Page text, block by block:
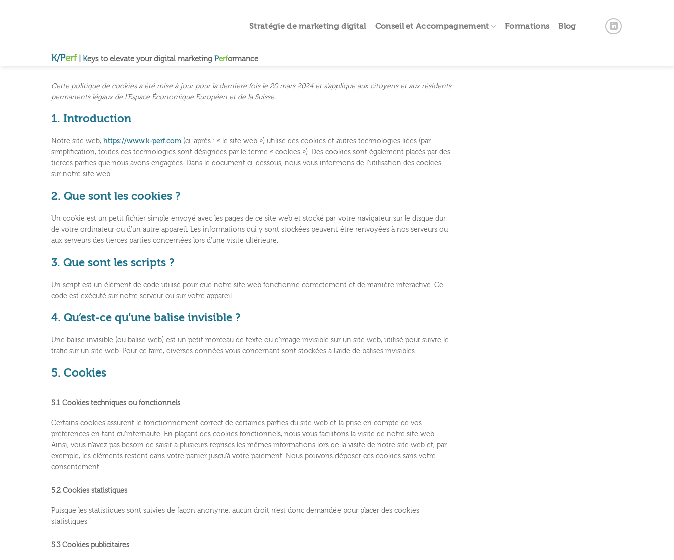
Stratégie de marketing digital Conseil et Accompagnement Formations Blog
K/Perf| Keys to elevate your digital marketing Performance
Cette politique de cookies a été mise à jour pour la dernière fois le 20 mars 2024 et s’applique aux citoyens et aux résidents
permanents légaux de l’Espace Économique Européen et de la Suisse.
1. Introduction
Notre site web, https://www.k-perf.com (ci-après : « le site web ») utilise des cookies et autres technologies liées (par
simplification, toutes ces technologies sont désignées par le terme « cookies »). Des cookies sont également placés par des
tierces parties que nous avons engagées. Dans le document ci-dessous, nous vous informons de l’utilisation des cookies
sur notre site web.
2. Que sont les cookies ?
Un cookie est un petit fichier simple envoyé avec les pages de ce site web et stocké par votre navigateur sur le disque dur
de votre ordinateur ou d’un autre appareil. Les informations qui y sont stockées peuvent être renvoyées à nos serveurs ou
aux serveurs des tierces parties concernées lors d’une visite ultérieure.
3. Que sont les scripts ?
Un script est un élément de code utilisé pour que notre site web fonctionne correctement et de manière interactive. Ce
code est exécuté sur notre serveur ou sur votre appareil.
4. Qu’est-ce qu’une balise invisible ?
Une balise invisible (ou balise web) est un petit morceau de texte ou d’image invisible sur un site web, utilisé pour suivre le
trafic sur un site web. Pour ce faire, diverses données vous concernant sont stockées à l’aide de balises invisibles.
5. Cookies
5.1 Cookies techniques ou fonctionnels
Certains cookies assurent le fonctionnement correct de certaines parties du site web et la prise en compte de vos
préférences en tant qu’internaute. En plaçant des cookies fonctionnels, nous vous facilitons la visite de notre site web.
Ainsi, vous n’avez pas besoin de saisir à plusieurs reprises les mêmes informations lors de la visite de notre site web et, par
exemple, les éléments restent dans votre panier jusqu’à votre paiement. Nous pouvons déposer ces cookies sans votre
consentement.
5.2 Cookies statistiques
Puisque les statistiques sont suivies de façon anonyme, aucun droit n’est donc demandée pour placer des cookies
statistiques.
5.3 Cookies publicitaires